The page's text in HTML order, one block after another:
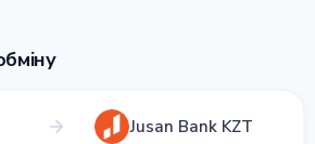
Jusan Bank KZT